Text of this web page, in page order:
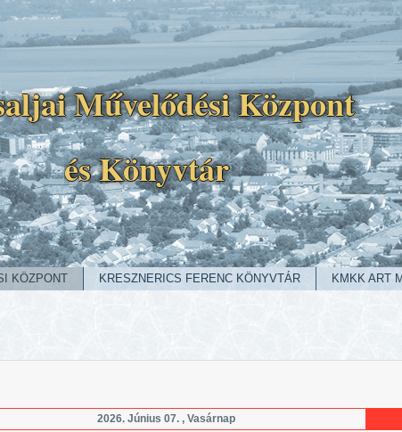
Művelődési Központ
és Könyvtár
KÖZPONT KRESZNERICS FERENC KÖNYVTÁR KMKK ART
2026. Június 07. , Vasárnap